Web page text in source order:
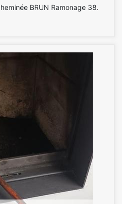
BRUN Ramonage 38.